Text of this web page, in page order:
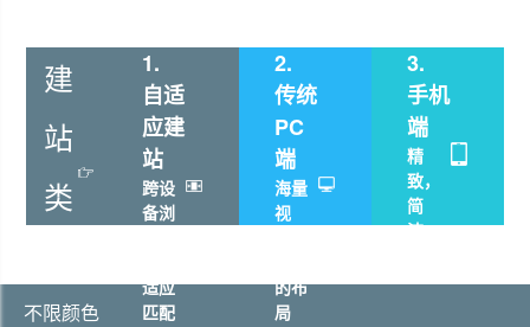
建
站
类
1.
自适
应建
站
跨设
备浏
适应
匹配
2.
传统
PC
端
海量
视
的布
局
3.
手机
端
精
致，
简
洁，
不限颜色